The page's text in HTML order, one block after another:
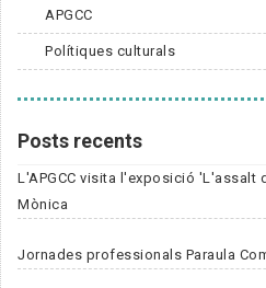
APGCC
Polítiques culturals
Posts recents
L'APGCC visita l'exposició 'L'assalt
Mònica
Jornades professionals Paraula